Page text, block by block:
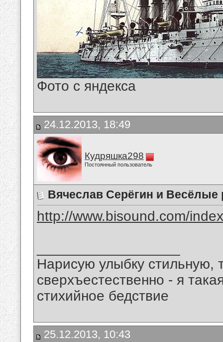
Фото с яндекса
24.12.2013, 18:49
Кудряшка298
Постоянный пользователь
Вячеслав Серёгин и
http://www.bisound.com/
Нарисую улыбку стильную,
сверхъестественно - я
стихийное бедствие
25.12.2013, 10:43